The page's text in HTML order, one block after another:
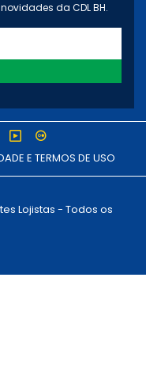
da CDL BH.
E TERMOS DE USO
Lojistas - Todos os